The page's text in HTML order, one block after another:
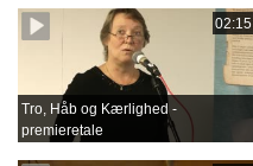
02:15
Tro, Håb og Kærlighed -
premieretale